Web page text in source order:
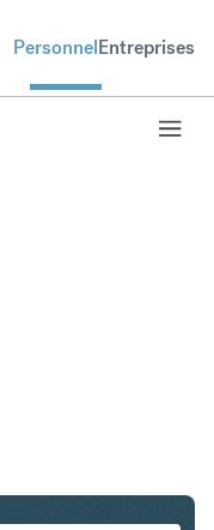
PersonnelEntreprises